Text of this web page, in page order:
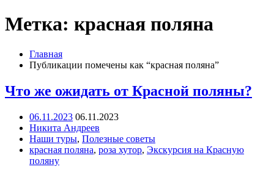
Метка: красная поляна
Главная
Публикации помечены как “красная поляна”
Что же ожидать от Красной поляны?
06.11.2023 06.11.2023
Никита Андреев
Наши туры, Полезные советы
красная поляна, роза хутор, Экскурсия на Красную
поляну